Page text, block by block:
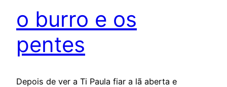
o burro e os
pentes
Depois de ver a Ti Paula fiar a lã aberta e